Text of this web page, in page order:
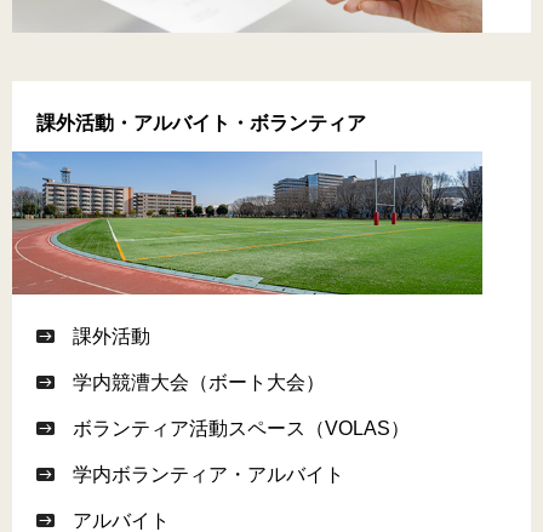
課外活動・アルバイト・ボランティア
課外活動
学内競漕大会（ボート大会）
ボランティア活動スペース（VOLAS）
学内ボランティア・アルバイト
アルバイト